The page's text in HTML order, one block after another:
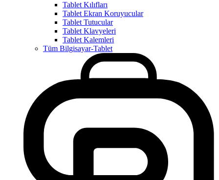
Tablet Kılıfları
Tablet Ekran Koruyucular
Tablet Tutucular
Tablet Klavyeleri
Tablet Kalemleri
Tüm Bilgisayar-Tablet